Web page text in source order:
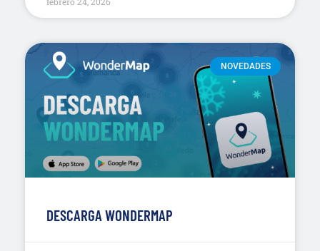
NOVEDADES
DESCARGA WONDERMAP